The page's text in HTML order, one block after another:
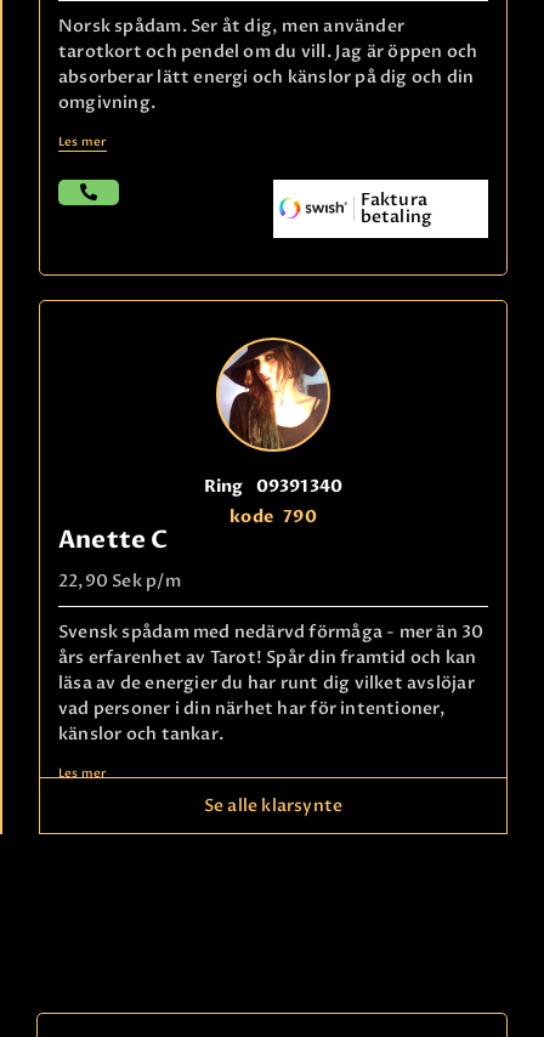
Norsk spådam. Ser åt dig, men använder
tarotkort och pendel om du vill. Jag är öppen och
absorberar lätt energi och känslor på dig och din
omgivning.
Les mer
Faktura
betaling
Ring 09391340
kode 790
Anette C
22,90 Sek p/m
Svensk spådam med nedärvd förmåga - mer än 30
års erfarenhet av Tarot! Spår din framtid och kan
läsa av de energier du har runt dig vilket avslöjar
vad personer i din närhet har för intentioner,
känslor och tankar.
Les mer
Faktura
Se alle klarsynte